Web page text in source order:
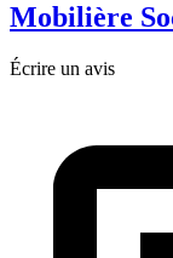
Mobilière
Écrire un avis